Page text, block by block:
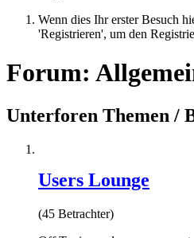
Wenn dies Ihr erster Besuch
'Registrieren', um den
Forum:
Unterforen Themen /
Users Lounge
(45 Betrachter)